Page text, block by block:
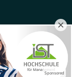
Sponsored